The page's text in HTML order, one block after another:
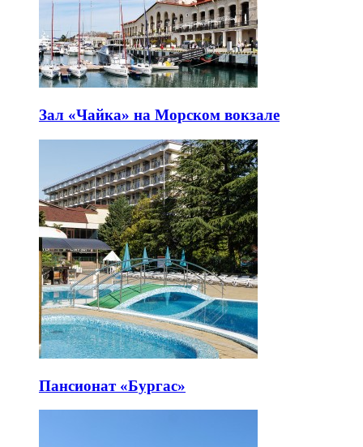
Зал «Чайка» на Морском вокзале
Пансионат «Бургас»